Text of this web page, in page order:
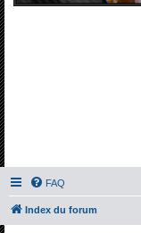
FAQ
Index du forum